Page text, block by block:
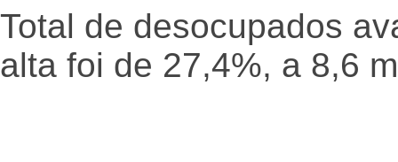
Total de desocupados
alta foi de 27,4%, a 8,6